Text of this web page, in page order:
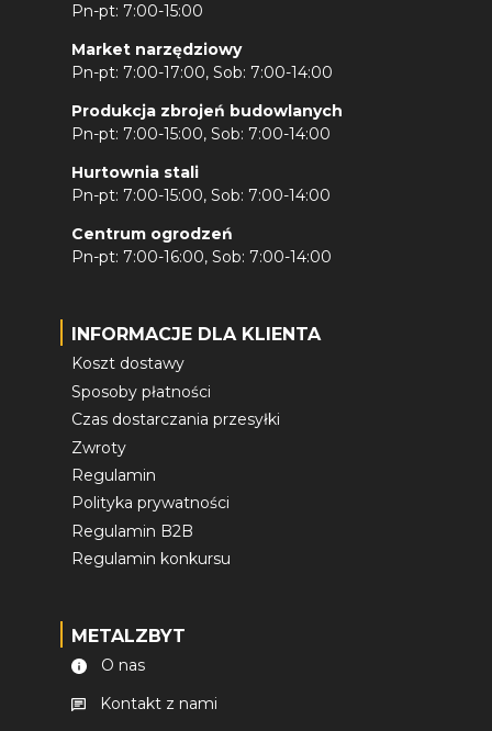
Pn-pt: 7:00-15:00
Market narzędziowy
Pn-pt: 7:00-17:00, Sob: 7:00-14:00
Produkcja zbrojeń budowlanych
Pn-pt: 7:00-15:00, Sob: 7:00-14:00
Hurtownia stali
Pn-pt: 7:00-15:00, Sob: 7:00-14:00
Centrum ogrodzeń
Pn-pt: 7:00-16:00, Sob: 7:00-14:00
INFORMACJE DLA KLIENTA
Koszt dostawy
Sposoby płatności
Czas dostarczania przesyłki
Zwroty
Regulamin
Polityka prywatności
Regulamin B2B
Regulamin konkursu
METALZBYT
O nas
Kontakt z nami